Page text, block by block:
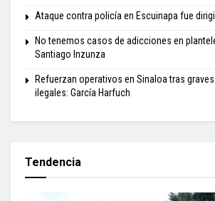
Ataque contra policía en Escuinapa fue
No tenemos casos de adicciones en
Santiago Inzunza
Refuerzan operativos en Sinaloa tras
ilegales: García Harfuch
Tendencia